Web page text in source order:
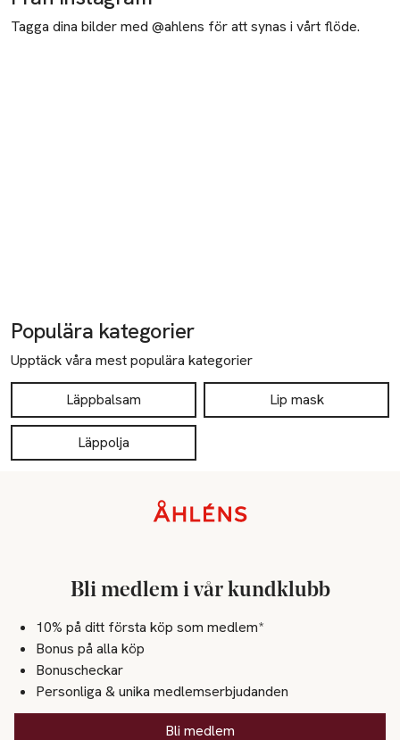
Tagga dina bilder med @ahlens för att synas i vårt flöde.
Populära kategorier
Upptäck våra mest populära kategorier
Läppbalsam Lip mask
Läppolja
Bli medlem i vår kundklubb
10% på ditt första köp som medlem*
Bonus på alla köp
Bonuscheckar
Personliga & unika medlemserbjudanden
Bli medlem